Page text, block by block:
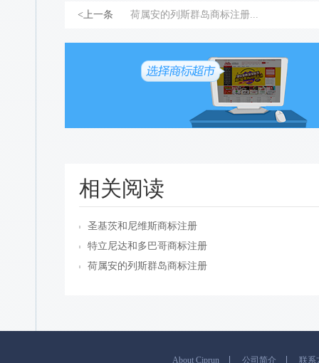
<上一条 荷属安的列斯群岛商标注册...
相关阅读
圣基茨和尼维斯商标注册
特立尼达和多巴哥商标注册
荷属安的列斯群岛商标注册
About Ciprun 公司简介 联系